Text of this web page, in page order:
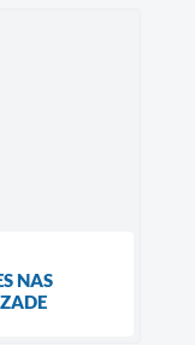
NAS